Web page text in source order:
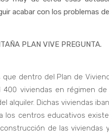
acabar con los problemas
PLAN VIVE PREGUNTA.
dentro del Plan de
viviendas en régimen
alquiler. Dichas viviendas
los centros educativos
de las viviendas